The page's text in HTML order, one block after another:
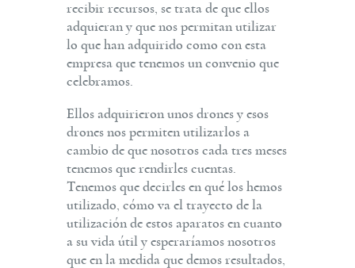
recibir recursos, se trata de que ellos
adquieran y que nos permitan utilizar
lo que han adquirido como con esta
empresa que tenemos un convenio que
celebramos.
Ellos adquirieron unos drones y esos
drones nos permiten utilizarlos a
cambio de que nosotros cada tres meses
tenemos que rendirles cuentas.
Tenemos que decirles en qué los hemos
utilizado, cómo va el trayecto de la
utilización de estos aparatos en cuanto
a su vida útil y esperaríamos nosotros
que en la medida que demos resultados,